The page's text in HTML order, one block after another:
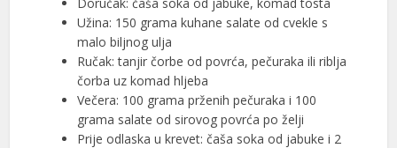
Užina: 150 grama kuhane salate od cvekle s
malo biljnog ulja
Ručak: tanjir čorbe od povrća, pečuraka ili riblja
čorba uz komad hljeba
Večera: 100 grama prženih pečuraka i 100
grama salate od sirovog povrća po želji
Prije odlaska u krevet: čaša soka od jabuke i 2